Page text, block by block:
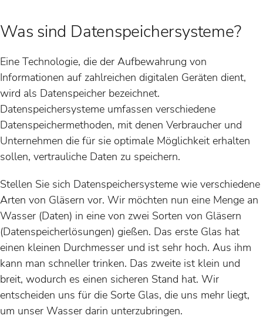
Was sind Datenspeichersysteme?
Eine Technologie, die der Aufbewahrung von
Informationen auf zahlreichen digitalen Geräten dient,
wird als Datenspeicher bezeichnet.
Datenspeichersysteme umfassen verschiedene
Datenspeichermethoden, mit denen Verbraucher und
Unternehmen die für sie optimale Möglichkeit erhalten
sollen, vertrauliche Daten zu speichern.
Stellen Sie sich Datenspeichersysteme wie verschiedene
Arten von Gläsern vor. Wir möchten nun eine Menge an
Wasser (Daten) in eine von zwei Sorten von Gläsern
(Datenspeicherlösungen) gießen. Das erste Glas hat
einen kleinen Durchmesser und ist sehr hoch. Aus ihm
kann man schneller trinken. Das zweite ist klein und
breit, wodurch es einen sicheren Stand hat. Wir
entscheiden uns für die Sorte Glas, die uns mehr liegt,
um unser Wasser darin unterzubringen.